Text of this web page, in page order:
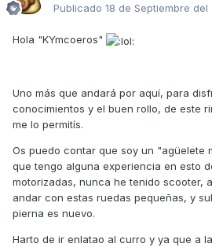
Publicado 18 de Septiembre del
Hola "KYmcoeros"
Uno más que andará por aquí, para
conocimientos y el buen rollo, de este
me lo permitís.
Os puedo contar que soy un "agüelete
que tengo alguna experiencia en esto
motorizadas, nunca he tenido scooter,
andar con estas ruedas pequeñas, y
pierna es nuevo.
Harto de ir enlatao al curro y ya que a